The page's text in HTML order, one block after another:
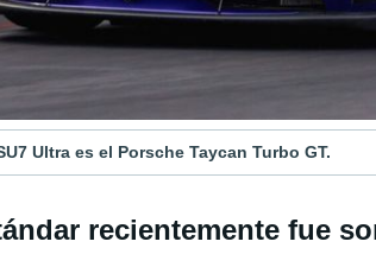
Ultra es el Porsche Taycan Turbo GT.
recientemente fue